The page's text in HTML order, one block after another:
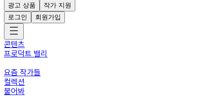
광고 상품
작가 지원
로그인
회원가입
콘텐츠
프로덕트 밸리
요즘 작가들
컬렉션
물어봐